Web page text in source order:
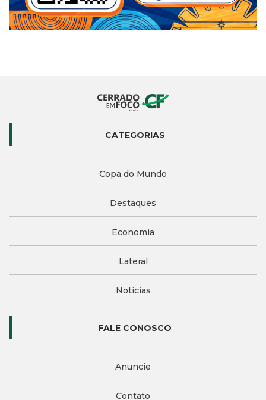
CATEGORIAS
Copa do Mundo
Destaques
Economia
Lateral
Notícias
FALE CONOSCO
Anuncie
Contato